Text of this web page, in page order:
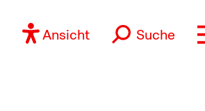
Ansicht Suche